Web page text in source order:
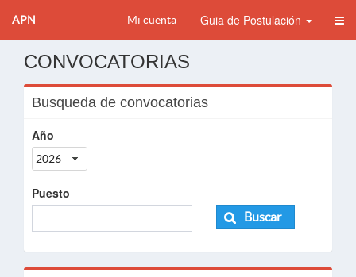
APN Mi cuenta Guia de Postulación
CONVOCATORIAS
Busqueda de convocatorias
Año
2026
Puesto
Buscar